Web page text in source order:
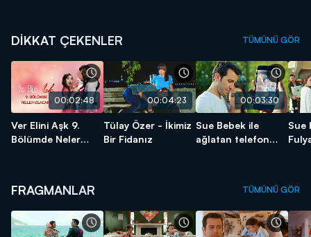
DİKKAT ÇEKENLER TÜMÜNÜ GÖR
00:02:48
Ver Elini Aşk 9.
Bölümde Neler
00:04:23
Tülay Özer - İkimiz
Bir Fidanız
00:03:30
Sue Bebek ile
ağlatan telefon
Sue
FRAGMANLAR TÜMÜNÜ GÖR